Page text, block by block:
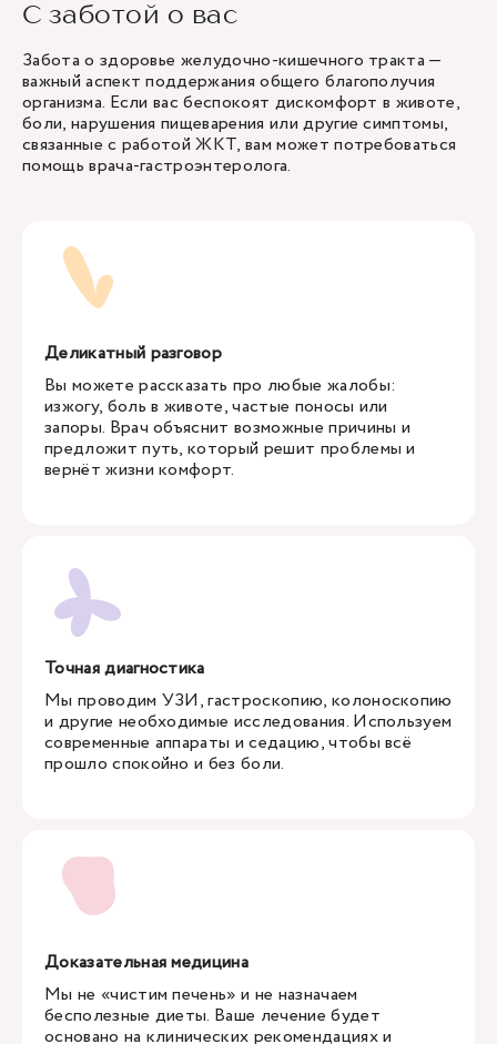
С заботой о вас
Забота о здоровье желудочно-кишечного тракта —
важный аспект поддержания общего благополучия
организма. Если вас беспокоят дискомфорт в животе,
боли, нарушения пищеварения или другие симптомы,
связанные с работой ЖКТ, вам может потребоваться
помощь врача-гастроэнтеролога.
Деликатный разговор
Вы можете рассказать про любые жалобы:
изжогу, боль в животе, частые поносы или
запоры. Врач объяснит возможные причины и
предложит путь, который решит проблемы и
вернёт жизни комфорт.
Точная диагностика
Мы проводим УЗИ, гастроскопию, колоноскопию
и другие необходимые исследования. Используем
современные аппараты и седацию, чтобы всё
прошло спокойно и без боли.
Доказательная медицина
Мы не «чистим печень» и не назначаем
бесполезные диеты. Ваше лечение будет
основано на клинических рекомендациях и